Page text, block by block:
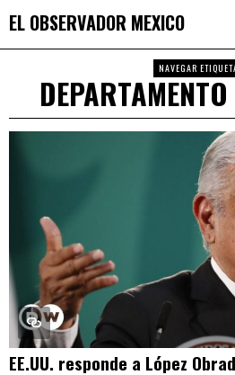
EL OBSERVADOR MEXICO
NAVEGAR
EE.UU. responde a López